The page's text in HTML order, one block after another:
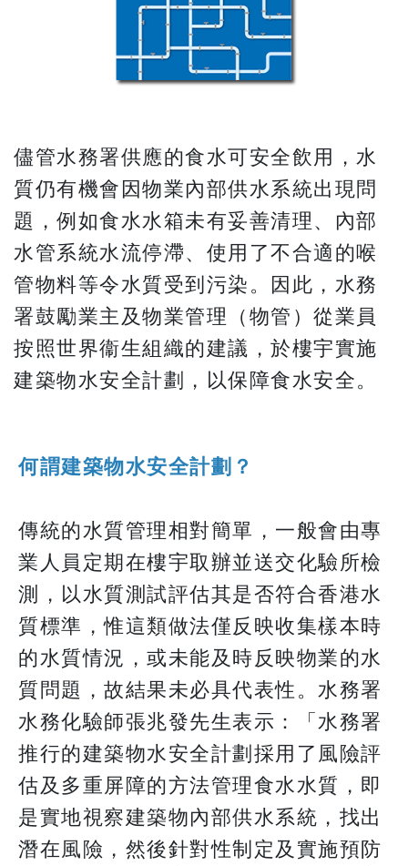
儘管水務署供應的食水可安全飲用，水
質仍有機會因物業內部供水系統出現問
題，例如食水水箱未有妥善清理、內部
水管系統水流停滯、使用了不合適的喉
管物料等令水質受到污染。因此，水務
署鼓勵業主及物業管理（物管）從業員
按照世界衞生組織的建議，於樓宇實施
建築物水安全計劃，以保障食水安全。
何謂建築物水安全計劃？
傳統的水質管理相對簡單，一般會由專
業人員定期在樓宇取辦並送交化驗所檢
測，以水質測試評估其是否符合香港水
質標準，惟這類做法僅反映收集樣本時
的水質情況，或未能及時反映物業的水
質問題，故結果未必具代表性。水務署
水務化驗師張兆發先生表示：「水務署
推行的建築物水安全計劃採用了風險評
估及多重屏障的方法管理食水水質，即
是實地視察建築物內部供水系統，找出
潛在風險，然後針對性制定及實施預防